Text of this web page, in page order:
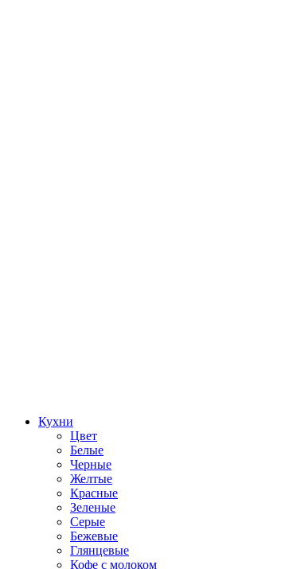
Кухни
Цвет
Белые
Черные
Желтые
Красные
Зеленые
Серые
Бежевые
Глянцевые
Кофе с молоком